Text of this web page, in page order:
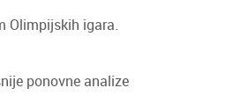
Olimpijskih igara.
ponovne analize